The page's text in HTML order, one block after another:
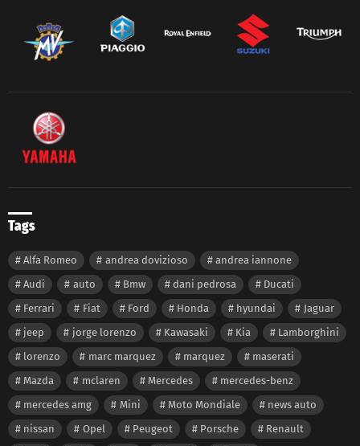
Tags
Alfa Romeo andrea dovizioso
andrea iannone
Audi
auto Bmw dani pedrosa
Ducati
Ferrari
Fiat Ford Honda hyundai
Jaguar
jeep
jorge lorenzo Kawasaki Kia
Lamborghini
lorenzo
marc marquez marquez
maserati
Mazda
mclaren Mercedes
mercedes-benz
mercedes amg
Mini Moto Mondiale
news auto
nissan
Opel Peugeot Porsche
Renault